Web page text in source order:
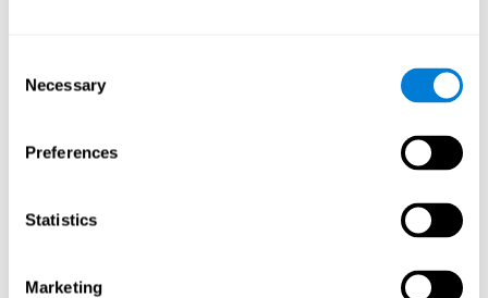
Selection
Necessary
Preferences
Statistics
Marketing
herramientas como AWS Glue Crawler y AWS
Glue ETL Jobs nos permite crear fuentes de
variedad de aplicaciones internas y externas.
De esta forma, podemos construir bases de
específicamente para cumplir con los
requisitos de cada aplicación de datos.